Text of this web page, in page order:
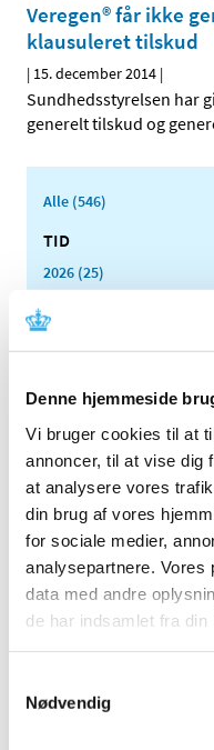
Denne hjemmeside
Vi bruger cookies til at
annoncer, til at vise dig
at analysere vores
din brug af vores
for sociale medier,
analysepartnere. Vores
data med andre
de har indsamlet fra din
Nødvendig
Veregen® får ikke
klausuleret tilskud
| 15. december 2014 |
Sundhedsstyrelsen har
generelt tilskud og
Alle (546)
TID
2026 (25)
2024 (21)
2022 (11)
2021 (38)
2020 (19)
2019 (44)
2018 (46)
2017 (38)
2016 (48)
2015 (31)
november (3)